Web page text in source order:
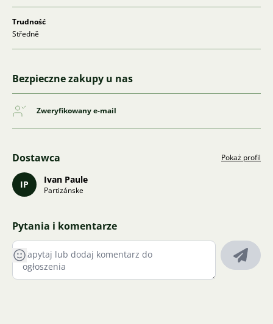
Trudność
Středně
Bezpieczne zakupy u nas
Zweryfikowany e-mail
Dostawca Pokaż profil
IP Ivan Paule
Partizánske
Pytania i komentarze